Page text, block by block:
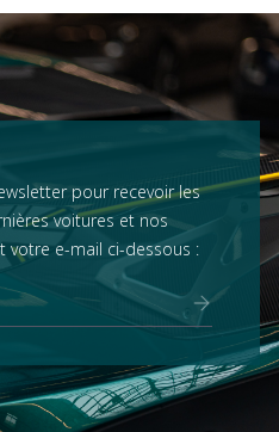
pour recevoir les
voitures et nos
votre e-mail ci-dessous :